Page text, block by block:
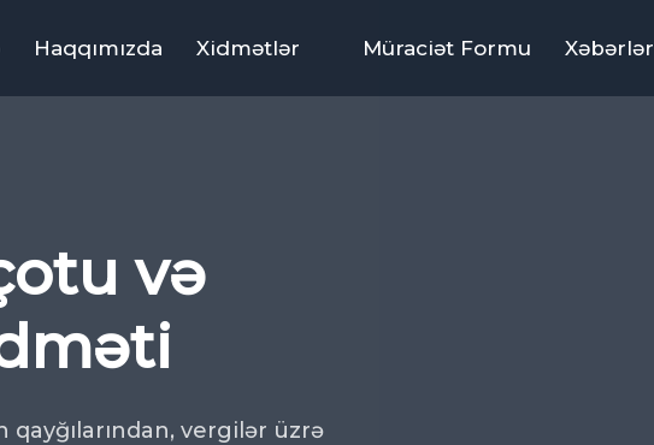
Haqqımızda Xidmətlər Müraciət Formu Xəbərlər
və
qayğılarından, vergilər üzrə